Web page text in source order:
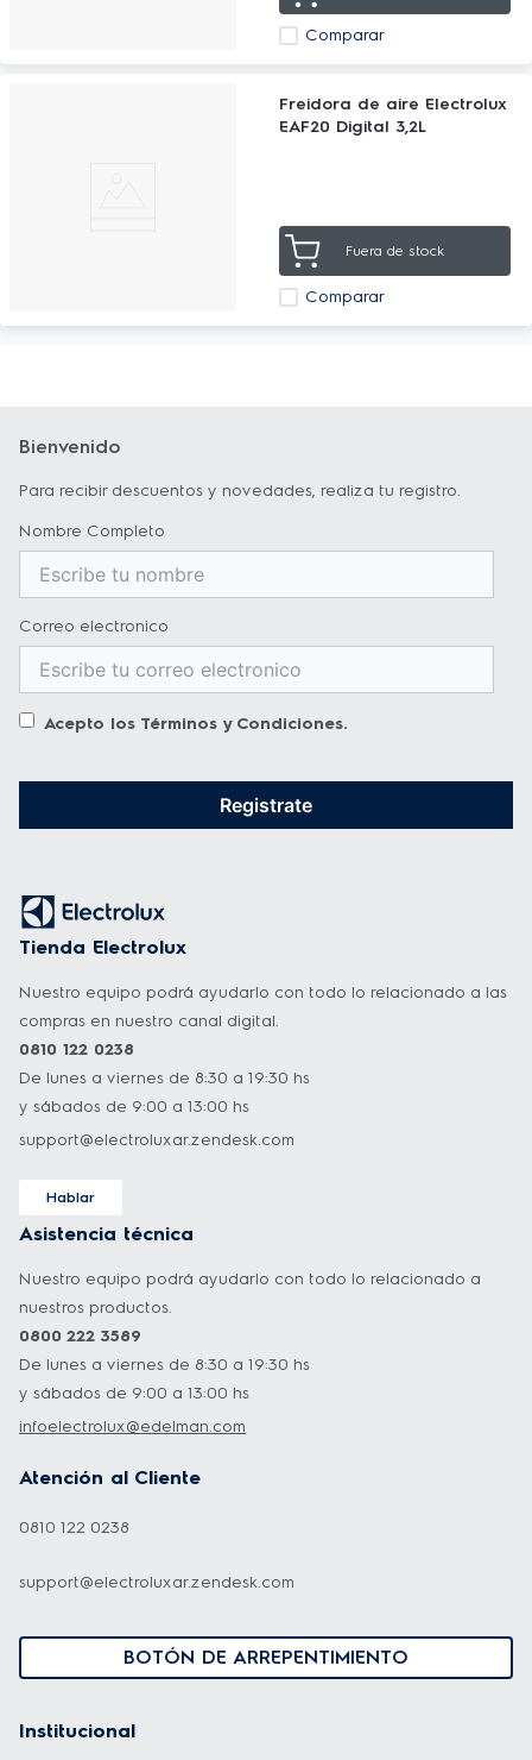
Comparar
Freidora de aire Electrolux
EAF20 Digital 3,2L
Fuera de stock
Comparar
Bienvenido
Para recibir descuentos y novedades, realiza tu registro.
Nombre Completo
Correo electronico
Acepto los Términos y Condiciones.
Registrate
Tienda Electrolux
Nuestro equipo podrá ayudarlo con todo lo relacionado a las
compras en nuestro canal digital.
0810 122 0238
De lunes a viernes de 8:30 a 19:30 hs
y sábados de 9:00 a 13:00 hs
support@electroluxar.zendesk.com
Hablar
Asistencia técnica
Nuestro equipo podrá ayudarlo con todo lo relacionado a
nuestros productos.
0800 222 3589
De lunes a viernes de 8:30 a 19:30 hs
y sábados de 9:00 a 13:00 hs
infoelectrolux@edelman.com
Atención al Cliente
0810 122 0238
support@electroluxar.zendesk.com
BOTÓN DE ARREPENTIMIENTO
Institucional